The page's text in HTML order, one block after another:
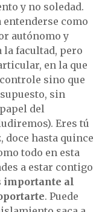
y no soledad.
entenderse como
autónomo y
facultad, pero
en la que
sino que
sin
del
Eres tú
doce hasta quince
todo en esta
a estar contigo
importante al
. Puede